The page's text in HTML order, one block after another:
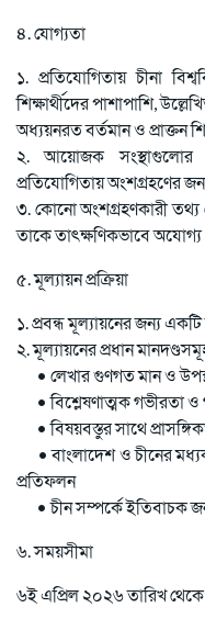
৪. যোগ্যতা
১. প্রতিযোগিতায় চীনা
শিক্ষার্থীদের পাশাপাশি,
অধ্যয়নরত বর্তমান ও প্রাক্তন
২. আয়োজক
প্রতিযোগিতায় অংশগ্রহণের
৩. কোনো অংশগ্রহণকারী তথ্য
তাকে তাৎক্ষণিকভাবে অযোগ্য
৫. মূল্যায়ন প্রক্রিয়া
১. প্রবন্ধ মূল্যায়নের জন্য
২. মূল্যায়নের প্রধান
• লেখার গুণগত মান ও
• বিশ্লেষণাত্মক গভীরতা ও
• বিষয়বস্তুর সাথে
• বাংলাদেশ ও চীনের
প্রতিফলন
• চীন সম্পর্কে ইতিবাচক
৬. সময়সীমা
৬ই এপ্রিল ২০২৬ তারিখ